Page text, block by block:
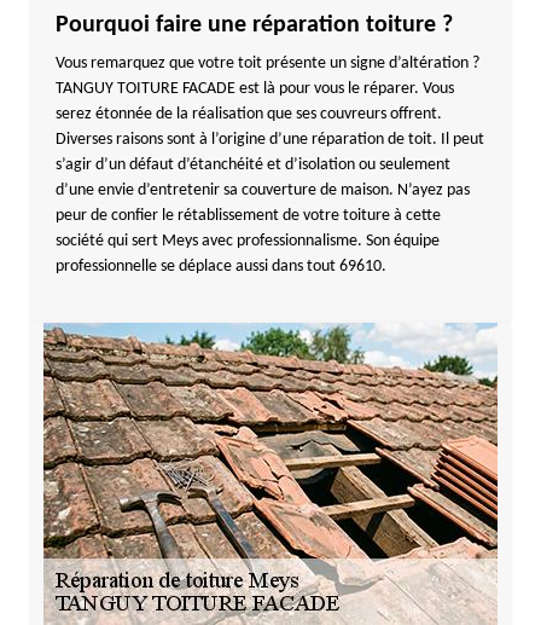
Pourquoi faire une réparation toiture ?
Vous remarquez que votre toit présente un signe d’altération ?
TANGUY TOITURE FACADE est là pour vous le réparer. Vous
serez étonnée de la réalisation que ses couvreurs offrent.
Diverses raisons sont à l’origine d’une réparation de toit. Il peut
s’agir d’un défaut d’étanchéité et d’isolation ou seulement
d’une envie d’entretenir sa couverture de maison. N’ayez pas
peur de confier le rétablissement de votre toiture à cette
société qui sert Meys avec professionnalisme. Son équipe
professionnelle se déplace aussi dans tout 69610.